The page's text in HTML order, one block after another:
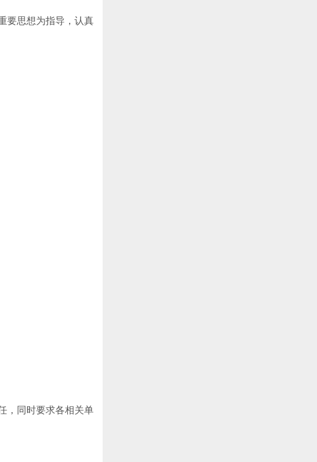
要思想为指导，认真
，同时要求各相关单